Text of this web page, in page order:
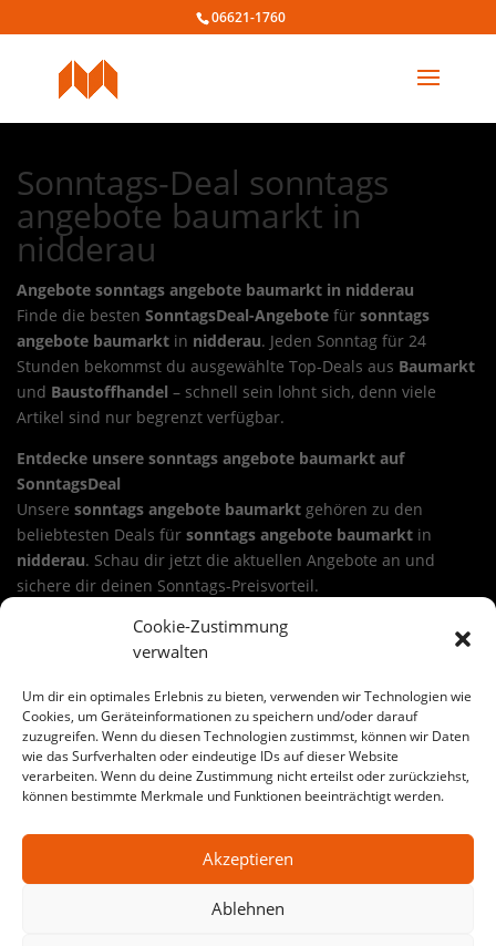
Cookie-Zustimmung
verwalten
Um dir ein optimales Erlebnis zu bieten, verwenden wir Technologien wie
Cookies, um Geräteinformationen zu speichern und/oder darauf
zuzugreifen. Wenn du diesen Technologien zustimmst, können wir Daten
wie das Surfverhalten oder eindeutige IDs auf dieser Website
verarbeiten. Wenn du deine Zustimmung nicht erteilst oder zurückziehst,
können bestimmte Merkmale und Funktionen beeinträchtigt werden.
Akzeptieren
Ablehnen
06621-1760
Sonntags-Deal sonntags
angebote baumarkt in
nidderau
Angebote sonntags angebote baumarkt in nidderau
Finde die besten SonntagsDeal-Angebote für sonntags
angebote baumarkt in nidderau. Jeden Sonntag für 24
Stunden bekommst du ausgewählte Top-Deals aus Baumarkt
und Baustoffhandel – schnell sein lohnt sich, denn viele
Artikel sind nur begrenzt verfügbar.
Entdecke unsere sonntags angebote baumarkt auf
SonntagsDeal
Unsere sonntags angebote baumarkt gehören zu den
beliebtesten Deals für sonntags angebote baumarkt in
nidderau. Schau dir jetzt die aktuellen Angebote an und
sichere dir deinen Sonntags-Preisvorteil.
Sichere dir ein Angebot aus unseren sonntags angebote
baumarkt in nidderau
24-Stunden-Aktion. Viele Angebote sind ideal für
Renovierung, Haus & Garten, Werkstatt oder Baustelle.
sonntags angebote baumarktkann dabei je nach
Warengruppe variieren – von Werkzeug bis Baustoffe.
Große Auswahl an sonntags angebote baumarkt-Angeboten
Auf SonntagsDeal findest du jede Woche wechselnde
sonntags angebote baumarkt